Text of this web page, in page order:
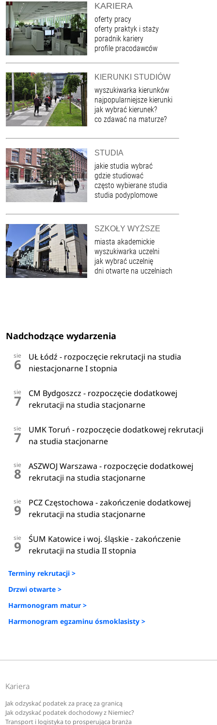
KARIERA
oferty pracy
oferty praktyk i staży
poradnik kariery
profile pracodawców
KIERUNKI STUDIÓW
wyszukiwarka kierunków
najpopularniejsze kierunki
jak wybrać kierunek?
co zdawać na maturze?
STUDIA
jakie studia wybrać
gdzie studiować
często wybierane studia
studia podyplomowe
SZKOŁY WYŻSZE
miasta akademickie
wyszukiwarka uczelni
jak wybrać uczelnię
dni otwarte na uczelniach
Nadchodzące wydarzenia
sie
6
UŁ Łódź - rozpoczęcie rekrutacji na studia
niestacjonarne I stopnia
sie
7
CM Bydgoszcz - rozpoczęcie dodatkowej
rekrutacji na studia stacjonarne
sie
7
UMK Toruń - rozpoczęcie dodatkowej rekrutacji
na studia stacjonarne
sie
8
ASZWOJ Warszawa - rozpoczęcie dodatkowej
rekrutacji na studia stacjonarne
sie
9
PCZ Częstochowa - zakończenie dodatkowej
rekrutacji na studia stacjonarne
sie
9
ŚUM Katowice i woj. śląskie - zakończenie
rekrutacji na studia II stopnia
Terminy rekrutacji >
Drzwi otwarte >
Harmonogram matur >
Harmonogram egzaminu ósmoklasisty >
Kariera
Jak odzyskać podatek za pracę za granicą
Jak odzyskać podatek dochodowy z Niemiec?
Transport i logistyka to prosperująca branża